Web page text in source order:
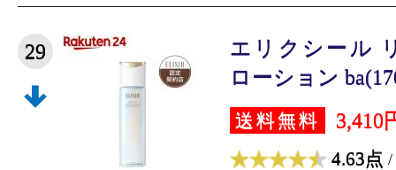
29
エリクシール
ローション
送料無料 3,410
4.63点 /